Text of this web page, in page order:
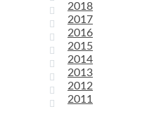
2018
2017
2016
2015
2014
2013
2012
2011